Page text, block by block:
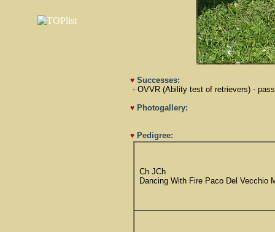
♥ Successes:
- OVVR (Ability test of retrievers) -
♥ Photogallery:
♥ Pedigree:
Ch JCh
Dancing With Fire Paco Del Vecchio